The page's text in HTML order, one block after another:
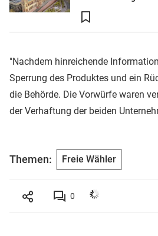
"Nachdem hinreichende
Sperrung des Produktes und ein
die Behörde. Die Vorwürfe waren
der Verhaftung der beiden
Themen: Freie Wähler
0